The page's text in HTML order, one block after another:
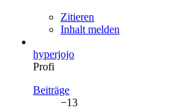
Zitieren
Inhalt melden
hyperjojo
Profi
Beiträge
−13